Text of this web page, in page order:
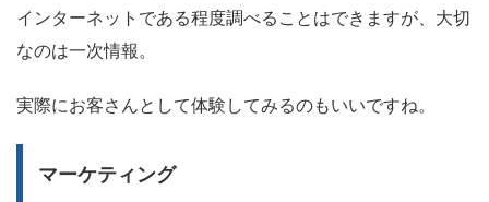
インターネットである程度調べることはできますが、大切
なのは一次情報。
実際にお客さんとして体験してみるのもいいですね。
マーケティング